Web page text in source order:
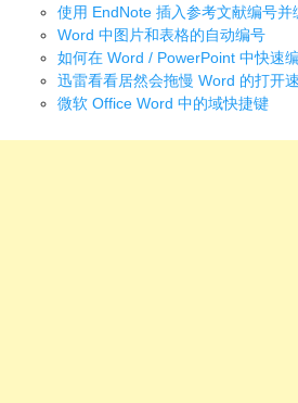
使用 EndNote 插入参考文献编号并
Word 中图片和表格的自动编号
如何在 Word / PowerPoint 中快速
迅雷看看居然会拖慢 Word 的打开
微软 Office Word 中的域快捷键